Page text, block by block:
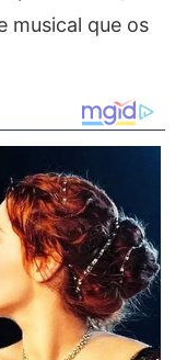
musical que os